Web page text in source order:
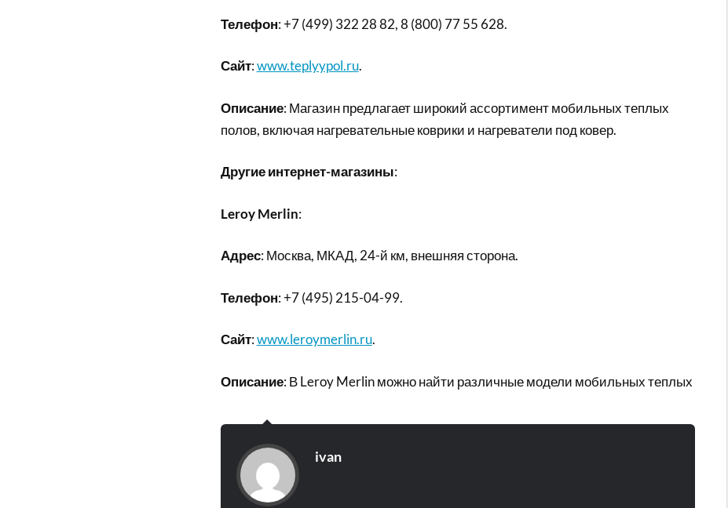
Телефон: +7 (499) 322 28 82, 8 (800) 77 55 628.
Сайт:www.teplyypol.ru.
Описание: Магазин предлагает широкий ассортимент мобильных теплых
полов, включая нагревательные коврики и нагреватели под ковер.
Другие интернет-магазины:
Leroy Merlin:
Адрес: Москва, МКАД, 24-й км, внешняя сторона.
Телефон: +7 (495) 215-04-99.
Сайт:www.leroymerlin.ru.
Описание: В Leroy Merlin можно найти различные модели мобильных теплых
ivan